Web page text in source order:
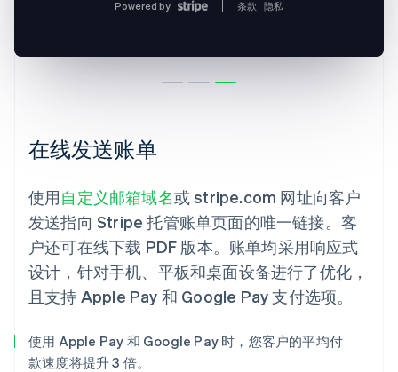
Powered by 条款 隐私
在线发送账单
使用自定义邮箱域名或 stripe.com 网址向客户
发送指向 Stripe 托管账单页面的唯一链接。客
户还可在线下载 PDF 版本。账单均采用响应式
设计，针对手机、平板和桌面设备进行了优化，
且支持 Apple Pay 和 Google Pay 支付选项。
使用 Apple Pay 和 Google Pay 时，您客户的平均付
款速度将提升 3 倍。